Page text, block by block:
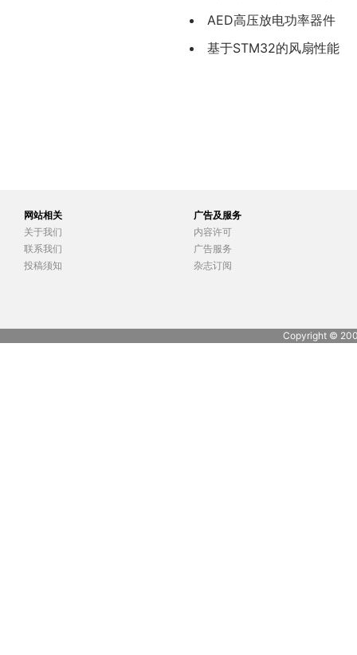
制系统设计与实现
AED高压放电功率器件
选型方法及其工程应用
基于STM32的风扇性能
网站相关
关于我们
联系我们
投稿须知
广告及服务
内容许可
广告服务
杂志订阅
Copyright ©